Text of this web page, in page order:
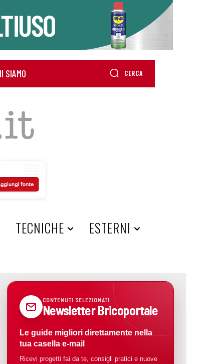
SIAMO CERCA
TECNICHE ESTERNI
CONTENUTI SELEZIONATI
Newsletter Bricoportale
Le guide migliori direttamente nella
tua casella e-mail
Ricevi progetti fai da te, consigli pratici e nuove